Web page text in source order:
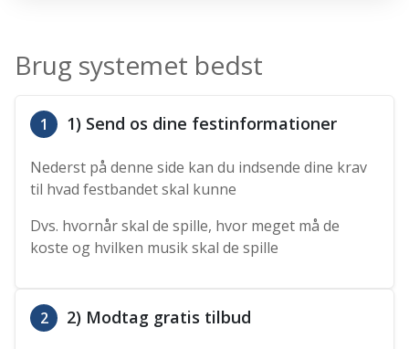
Brug systemet bedst
1 1) Send os dine festinformationer
Nederst på denne side kan du indsende dine krav
til hvad festbandet skal kunne
Dvs. hvornår skal de spille, hvor meget må de
koste og hvilken musik skal de spille
2 2) Modtag gratis tilbud